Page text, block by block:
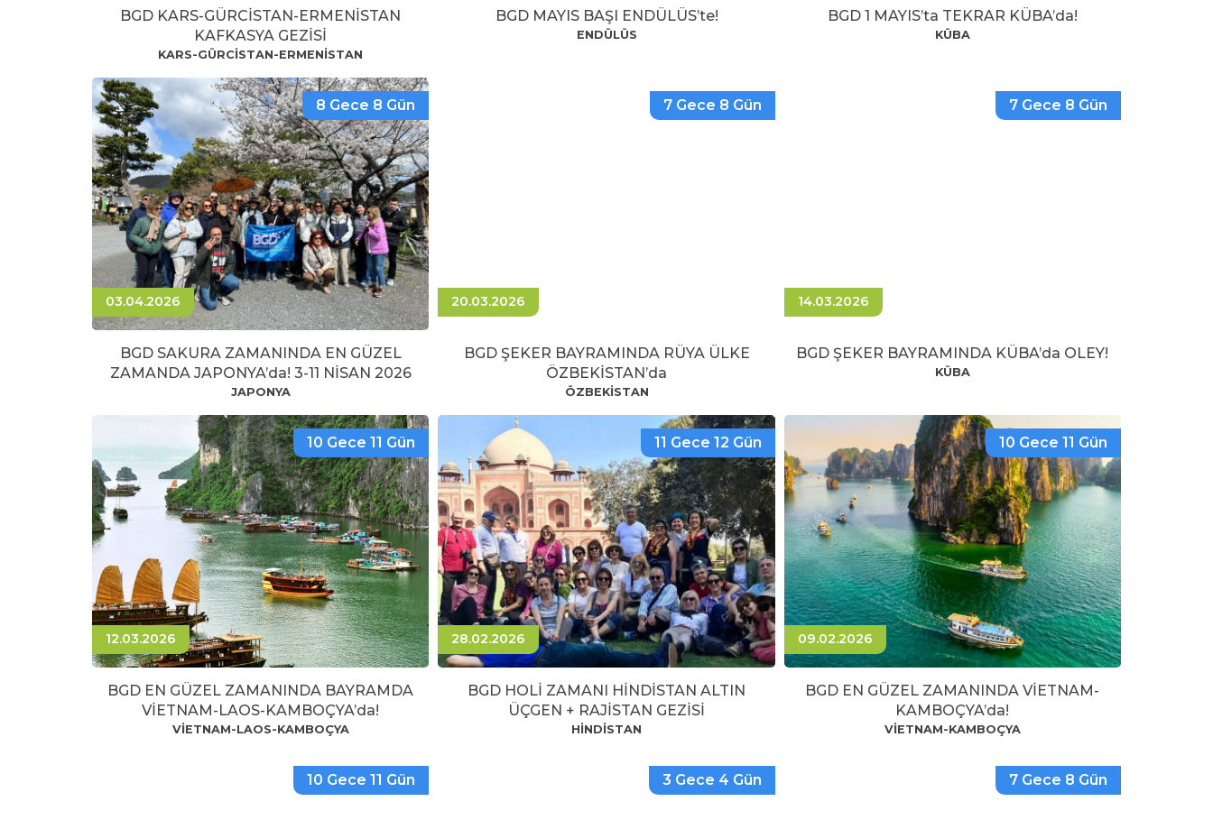
BGD KARS-GÜRCİSTAN-ERMENİSTAN
KAFKASYA GEZİSİ
KARS-GÜRCİSTAN-ERMENİSTAN
BGD MAYIS BAŞI ENDÜLÜS’te!
ENDÜLÜS
BGD 1 MAYIS’ta TEKRAR KÜBA’da!
KÜBA
8 Gece 8 Gün
03.04.2026
BGD SAKURA ZAMANINDA EN GÜZEL
ZAMANDA JAPONYA’da! 3-11 NİSAN 2026
JAPONYA
7 Gece 8 Gün
20.03.2026
BGD ŞEKER BAYRAMINDA RÜYA ÜLKE
ÖZBEKİSTAN’da
ÖZBEKİSTAN
7 Gece 8 Gün
14.03.2026
BGD ŞEKER BAYRAMINDA KÜBA’da OLEY!
KÜBA
10 Gece 11 Gün
12.03.2026
BGD EN GÜZEL ZAMANINDA BAYRAMDA
VİETNAM-LAOS-KAMBOÇYA’da!
VİETNAM-LAOS-KAMBOÇYA
11 Gece 12 Gün
28.02.2026
BGD HOLİ ZAMANI HİNDİSTAN ALTIN
ÜÇGEN + RAJİSTAN GEZİSİ
HİNDİSTAN
10 Gece 11 Gün
09.02.2026
BGD EN GÜZEL ZAMANINDA VİETNAM-
KAMBOÇYA’da!
VİETNAM-KAMBOÇYA
10 Gece 11 Gün 3 Gece 4 Gün 7 Gece 8 Gün